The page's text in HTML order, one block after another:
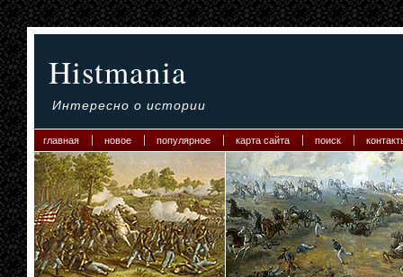
Histmania
Интересно о истории
главная новое популярное карта сайта поиск